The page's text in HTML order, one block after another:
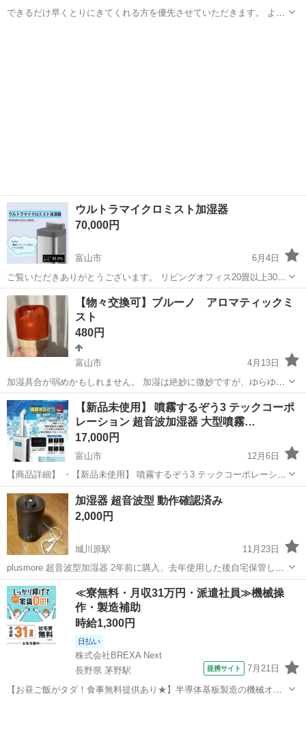
できるだけ早くとりにきてくれる方を優先させていただきます。 よろ
ウルトラマイクロミスト加湿器
70,000円
富山市
6月4日
ご覧いただきありがとうございます。 リビングオフィス20畳以上30畳
タイプの加湿器です。 世界初の技術で純粋でウイルスを減少させる効
果があります。 介護施設、病院でも取り入れ実績がございます。 全館
空調のお宅でもこれ1台で...
富山 富山市 季節、空調家電
【物々交換可】ブルーノ アロマティックミ
スト
480円
富山市
4月13日
加湿具合が弱めかもしれません。 加湿は絶妙に微妙ですが、ゆらゆら
光ったりするので インテリアとして飾っておくだけでも可愛いです。
色はピンクと書いてありますがオレンジ色に近いです 色:ピンク 横
幅:125mm 高さ:15...
富山 富山市 季節、空調家電 ブルーノ
【新品未使用】 噴霧するぞう3 テックコーポ
レーション 超音波加湿器 大型噴霧…
17,000円
富山市
12月6日
【商品詳細】 ・【新品未使用】 噴霧するぞう3 テックコーポレーショ
ン 超音波加湿器 大型噴霧器 消臭 電解水 定価9万円 Y0598 ・サイズ
（約）高さ76cm × 幅36.5cm x 奥行32cm （箱サ...
富山 富山市 季節、空調家電 噴霧器
加湿器 超音波型 動作確認済み
2,000円
城川原駅
11月23日
plusmore 超音波型加湿器 2年前に購入、去年使用した後自宅保管して
おりました。 使用感あるためご理解のある方のみお願いします。 品
番：MO-HF020 定価：4,950円 品名：上部給水式超音波 アロマ加湿器
wo...
富山 富山市 城川原駅 季節、空調家電 プレハブ
≪寮無料・月収31万円・派遣社員≫機械操
作・製造補助
時給1,300円
日払い
株式会社BREXA Next
長野県 茅野駅
提携サイト 7月21日
【お昼ご飯がタダ！食事無料提供あり★】半導体基板製造の機械オペ